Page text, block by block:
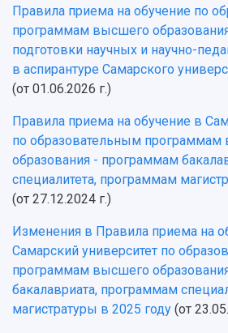
3D-тур по университету
Музеи
Учебный аэродром
Центр истории
Ботанический сад
Международный
Сведения об
Официальные документы
Публикации и издания
Отчеты о проведенных
Правила приема на обучение по
программам высшего
подготовки научных и научно-
в аспирантуре Самарского
(от 01.06.2026 г.)
Правила приема на обучение в
по образовательным программам
образования - программам
специалитета, программам
(от 27.12.2024 г.)
Изменения в Правила приема на
Самарский университет по
программам высшего
бакалавриата, программам
магистратуры в 2025 году (от